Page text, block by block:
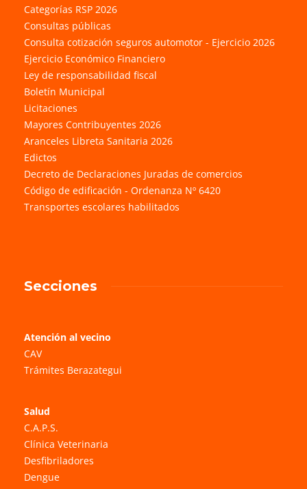
Categorías RSP 2026
Consultas públicas
Consulta cotización seguros automotor - Ejercicio 2026
Ejercicio Económico Financiero
Ley de responsabilidad fiscal
Boletín Municipal
Licitaciones
Mayores Contribuyentes 2026
Aranceles Libreta Sanitaria 2026
Edictos
Decreto de Declaraciones Juradas de comercios
Código de edificación - Ordenanza Nº 6420
Transportes escolares habilitados
Secciones
Atención al vecino
CAV
Trámites Berazategui
Salud
C.A.P.S.
Clínica Veterinaria
Desfibriladores
Dengue